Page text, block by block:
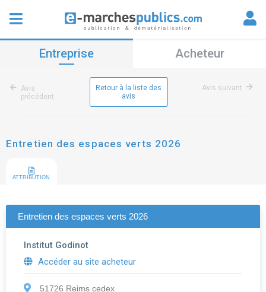
Entreprise Acheteur
Avis
précédent
Retour à la liste des
avis
Avis suivant
Entretien des espaces verts 2026
ATTRIBUTION
Entretien des espaces verts 2026
Institut Godinot
Accéder au site acheteur
51726 Reims cedex